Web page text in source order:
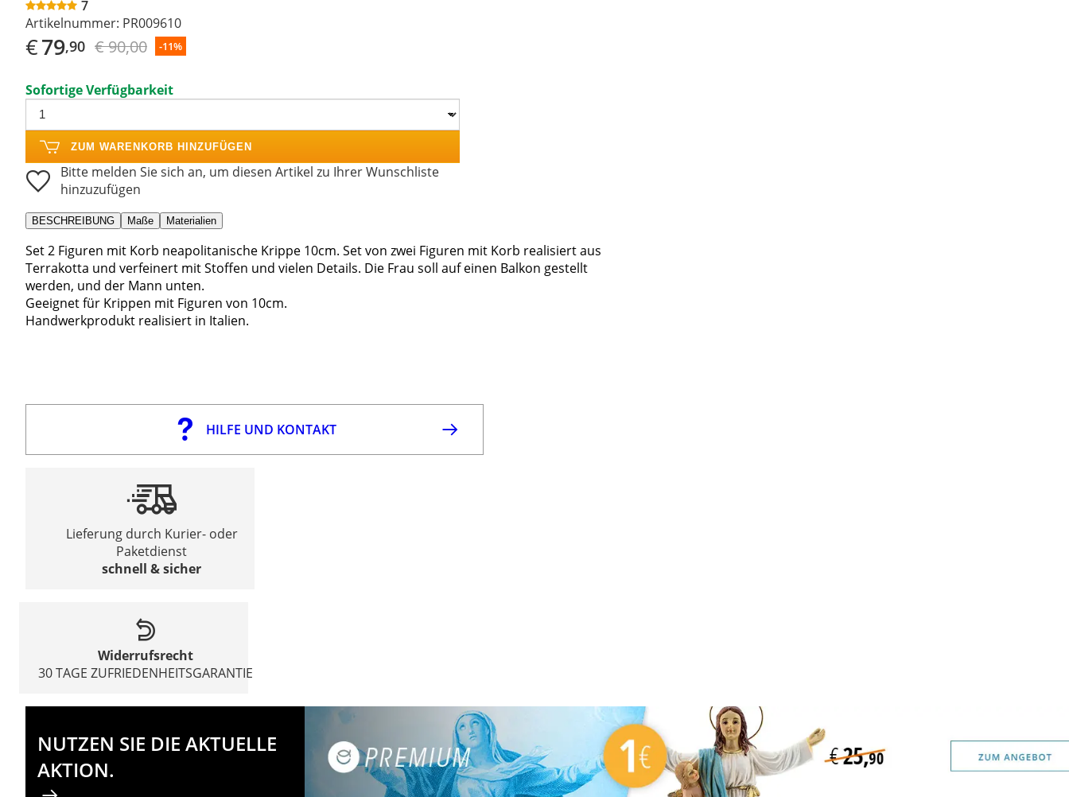
7
Artikelnummer: PR009610
€79,90 € 90,00 -11%
Sofortige Verfügbarkeit
ZUM WARENKORB HINZUFÜGEN
Bitte melden Sie sich an, um diesen Artikel zu Ihrer Wunschliste
hinzuzufügen
BESCHREIBUNG Maße Materialien
Set 2 Figuren mit Korb neapolitanische Krippe 10cm. Set von zwei Figuren mit Korb realisiert aus
Terrakotta und verfeinert mit Stoffen und vielen Details. Die Frau soll auf einen Balkon gestellt
werden, und der Mann unten.
Geeignet für Krippen mit Figuren von 10cm.
Handwerkprodukt realisiert in Italien.
HILFE UND KONTAKT
Lieferung durch Kurier- oder
Paketdienst
schnell & sicher
Widerrufsrecht
30 TAGE ZUFRIEDENHEITSGARANTIE
NUTZEN SIE DIE AKTUELLE
AKTION.